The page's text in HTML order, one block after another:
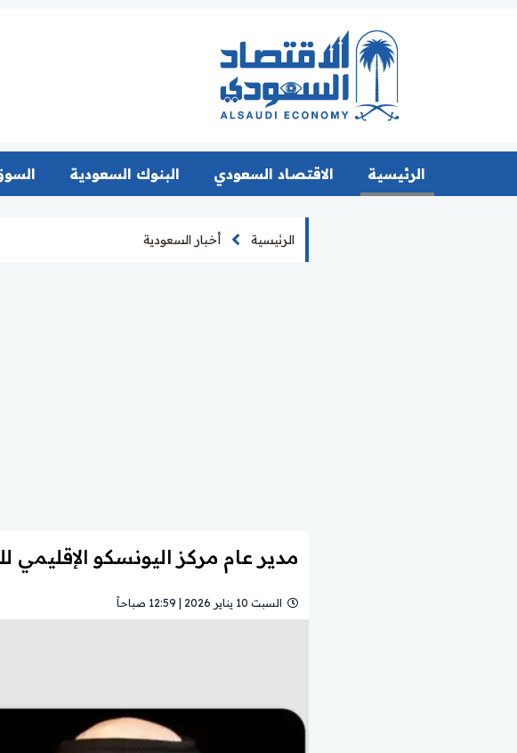
الرئيسية الاقتصاد السعودي البنوك السعودية
الرئيسية أخبار السعودية
مدير عام مركز اليونسكو الإقليمي
السبت 10 يناير 2026 | 12:59 صباحاً